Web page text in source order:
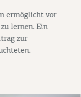
ermöglicht vor
lernen. Ein
zur